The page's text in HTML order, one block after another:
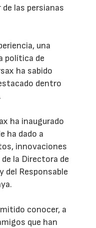
las persianas
una
política de
ha sabido
dentro
ha inaugurado
ha dado a
innovaciones
la Directora de
del Responsable
conocer, a
que han